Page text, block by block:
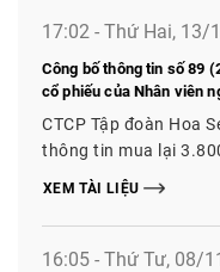
17:02 - Thứ Hai, 13/
Công bố thông tin số 89
cổ phiếu của Nhân viên
CTCP Tập đoàn Hoa
thông tin mua lại
để làm cổ phiếu quỹ
XEM TÀI LIỆU
16:05 - Thứ Tư, 08/